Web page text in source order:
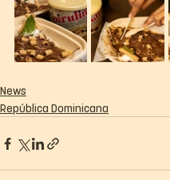
News
República Dominicana